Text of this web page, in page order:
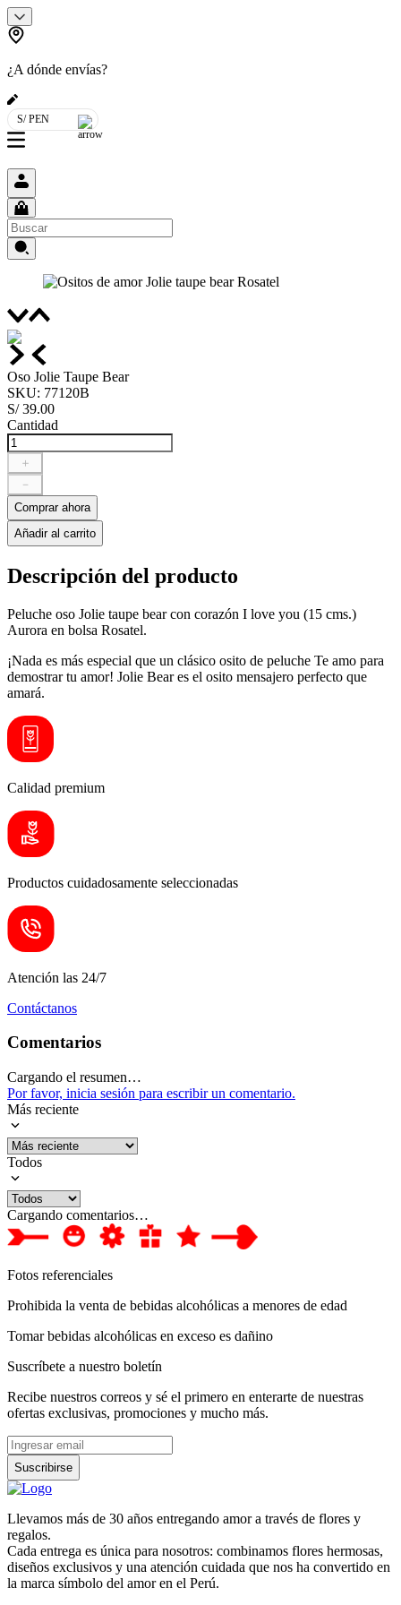
¿A dónde envías?
S/ PEN
Oso Jolie Taupe Bear
SKU: 77120B
S/ 39.00
Cantidad
＋
－
Comprar ahora
Añadir al carrito
Descripción del producto
Peluche oso Jolie taupe bear con corazón I love you (15 cms.)
Aurora en bolsa Rosatel.
¡Nada es más especial que un clásico osito de peluche Te amo para
demostrar tu amor! Jolie Bear es el osito mensajero perfecto que
amará.
Calidad premium
Productos cuidadosamente seleccionadas
Atención las 24/7
Contáctanos
Comentarios
Cargando el resumen…
Por favor, inicia sesión para escribir un comentario.
Más reciente
Todos
Cargando comentarios…
Fotos referenciales
Prohibida la venta de bebidas alcohólicas a menores de edad
Tomar bebidas alcohólicas en exceso es dañino
Suscríbete a nuestro boletín
Recibe nuestros correos y sé el primero en enterarte de nuestras
ofertas exclusivas, promociones y mucho más.
Suscribirse
Llevamos más de 30 años entregando amor a través de flores y
regalos.
Cada entrega es única para nosotros: combinamos flores hermosas,
diseños exclusivos y una atención cuidada que nos ha convertido en
la marca símbolo del amor en el Perú.